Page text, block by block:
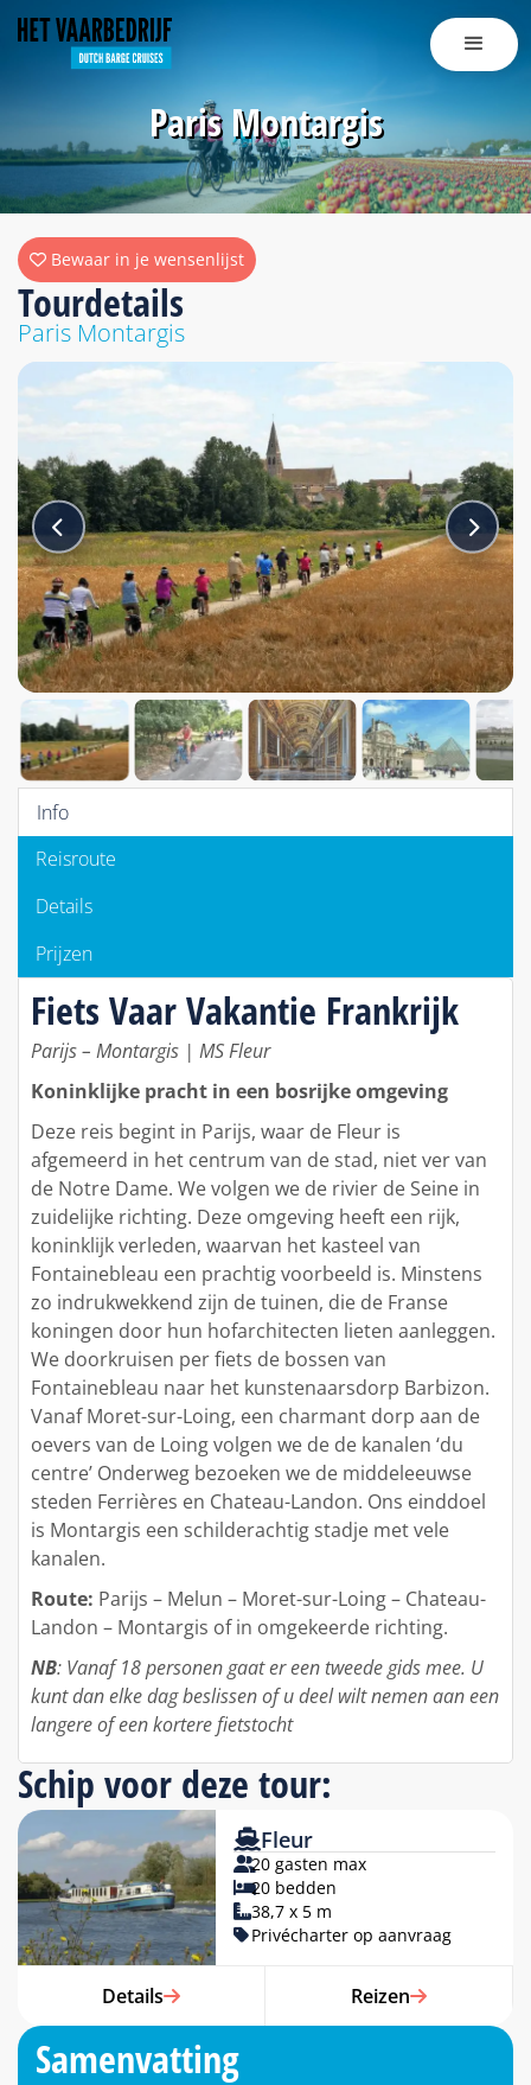
Paris Montargis
Tourdetails
Paris Montargis
Bewaar in je wensenlijst
Info
Reisroute
Details
Prijzen
Fiets Vaar Vakantie Frankrijk
Parijs – Montargis | MS Fleur
Koninklijke pracht in een bosrijke omgeving
Deze reis begint in Parijs, waar de Fleur is
afgemeerd in het centrum van de stad, niet ver van
de Notre Dame. We volgen we de rivier de Seine in
zuidelijke richting. Deze omgeving heeft een rijk,
koninklijk verleden, waarvan het kasteel van
Fontainebleau een prachtig voorbeeld is. Minstens
zo indrukwekkend zijn de tuinen, die de Franse
koningen door hun hofarchitecten lieten aanleggen.
We doorkruisen per fiets de bossen van
Fontainebleau naar het kunstenaarsdorp Barbizon.
Vanaf Moret-sur-Loing, een charmant dorp aan de
oevers van de Loing volgen we de de kanalen ‘du
centre’ Onderweg bezoeken we de middeleeuwse
steden Ferrières en Chateau-Landon. Ons einddoel
is Montargis een schilderachtig stadje met vele
kanalen.
Route: Parijs – Melun – Moret-sur-Loing – Chateau-
Landon – Montargis of in omgekeerde richting.
NB: Vanaf 18 personen gaat er een tweede gids mee. U
kunt dan elke dag beslissen of u deel wilt nemen aan een
langere of een kortere fietstocht
Schip voor deze tour:
Fleur
20 gasten max
20 bedden
38,7 x 5 m
Privécharter op aanvraag
Details Reizen
Samenvatting